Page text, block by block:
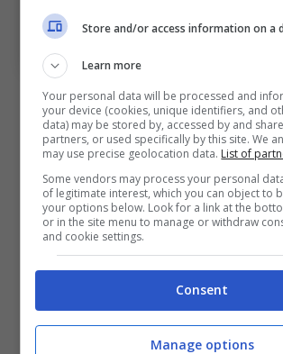
Quando torna Bernardeschi e cosa può
Ad oggi, la finestra cerchiata in
calendario è quella dellaseconda
febbraio. Non c’è ancora una
rientro in campo, ed è una scelta
tra staff medico e area tecnica.
una sola: tornare al cento per
rischi inutili. Il fatto stesso che si
parlare di rientro, però, racconta
recupero che sta procedendo
Store and/or access information on a
Learn more
Your personal data will be processed and
your device (cookies, unique identifiers, and
data) may be stored by, accessed by and
partners, or used specifically by this site. We
may use precise geolocation data. List of
Some vendors may process your personal
of legitimate interest, which you can object to
your options below. Look for a link at the
or in the site menu to manage or withdraw
and cookie settings.
Consent
Manage options